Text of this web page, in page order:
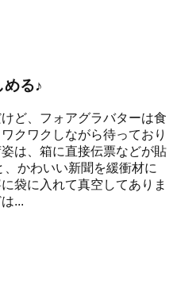
る♪
ど、フォアグラバターは食
クワクしながら待っており
は、箱に直接伝票などが貼
かわいい新聞を緩衝材に
袋に入れて真空してありま
...